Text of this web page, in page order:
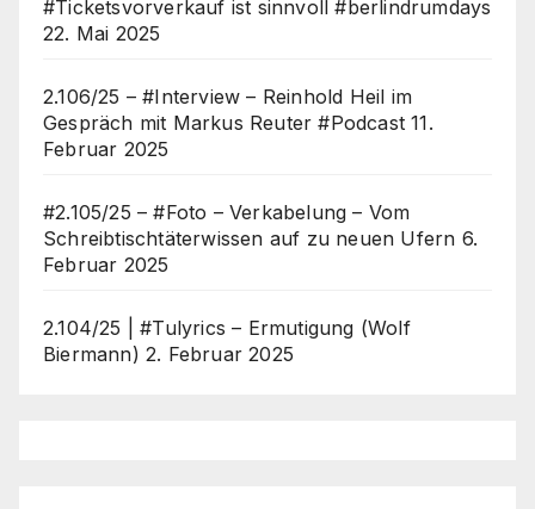
#Ticketsvorverkauf ist sinnvoll #berlindrumdays
22. Mai 2025
2.106/25 – #Interview – Reinhold Heil im
Gespräch mit Markus Reuter #Podcast 11.
Februar 2025
#2.105/25 – #Foto – Verkabelung – Vom
Schreibtischtäterwissen auf zu neuen Ufern 6.
Februar 2025
2.104/25 | #Tulyrics – Ermutigung (Wolf
Biermann) 2. Februar 2025